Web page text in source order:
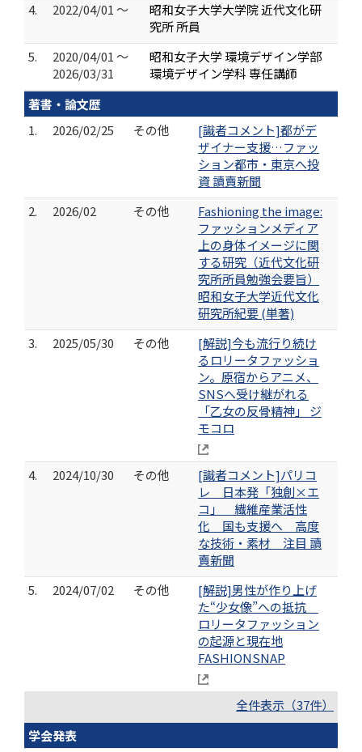
4.
2022/04/01 ～
昭和女子大学大学院 近代文化研
究所 所員
5.
2020/04/01 ～
2026/03/31
昭和女子大学 環境デザイン学部
環境デザイン学科 専任講師
著書・論文歴
1.
2026/02/25 その他
[識者コメント]都がデ
ザイナー支援…ファッ
ション都市・東京へ投
資 讀賣新聞
2.
2026/02 その他
Fashioning the image:
ファッションメディア
上の身体イメージに関
する研究（近代文化研
究所所員勉強会要旨）
昭和女子大学近代文化
研究所紀要 (単著)
3.
2025/05/30 その他
[解説]今も流行り続け
るロリータファッショ
ン。原宿からアニメ、
SNSへ受け継がれる
「乙女の反骨精神」 ジ
モコロ
4. 2024/10/30 その他
[識者コメント]パリコ
レ 日本発「独創×エ
コ」 繊維産業活性
化 国も支援へ 高度
な技術・素材 注目 讀
賣新聞
5.
2024/07/02 その他
[解説]男性が作り上げ
た“少女像”への抵抗
ロリータファッション
の起源と現在地
FASHIONSNAP
全件表示（37件）
学会発表